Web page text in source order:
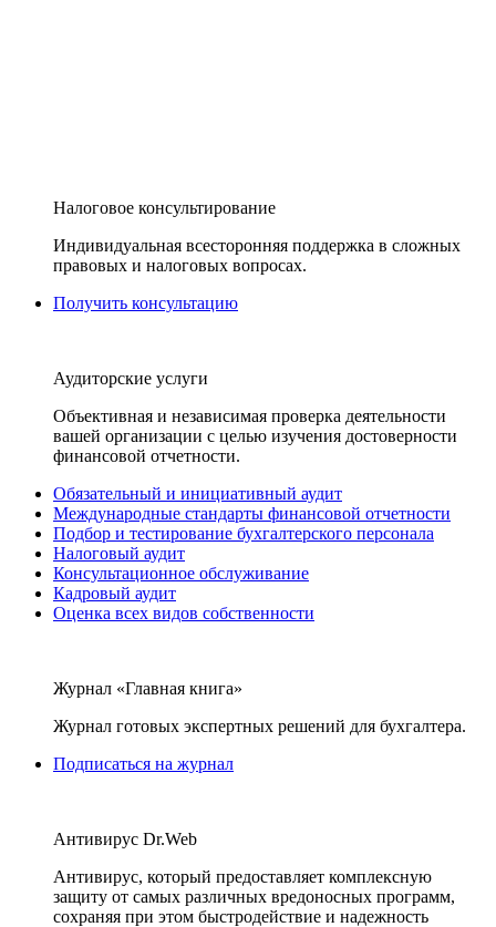
Налоговое консультирование
Индивидуальная всесторонняя поддержка в сложных
правовых и налоговых вопросах.
Получить консультацию
Аудиторские услуги
Объективная и независимая проверка деятельности
вашей организации с целью изучения достоверности
финансовой отчетности.
Обязательный и инициативный аудит
Международные стандарты финансовой отчетности
Подбор и тестирование бухгалтерского персонала
Налоговый аудит
Консультационное обслуживание
Кадровый аудит
Оценка всех видов собственности
Журнал «Главная книга»
Журнал готовых экспертных решений для бухгалтера.
Подписаться на журнал
Антивирус Dr.Web
Антивирус, который предоставляет комплексную
защиту от самых различных вредоносных программ,
сохраняя при этом быстродействие и надежность